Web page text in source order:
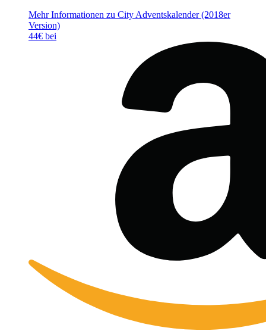
Mehr Informationen zu City Adventskalender (2018er
Version)
44€ bei